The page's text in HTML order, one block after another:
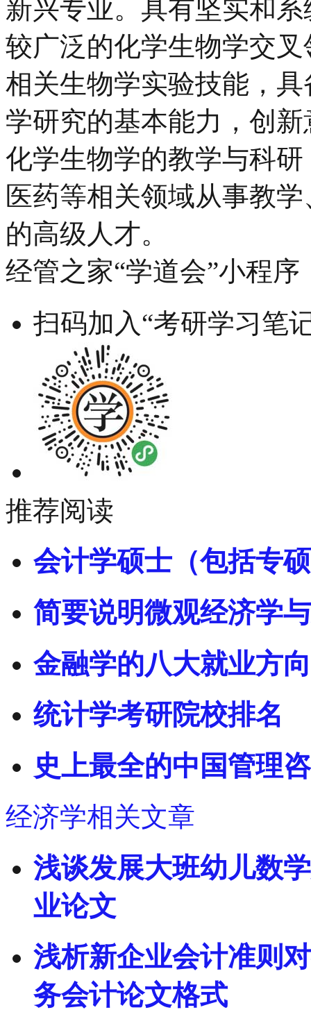
新兴专业。具有坚实和
较广泛的化学生物学交
相关生物学实验技能，
学研究的基本能力，创
化学生物学的教学与科
医药等相关领域从事教
的高级人才。
经管之家“学道会”小程序
扫码加入“考研学习笔
推荐阅读
会计学硕士（包括专
简要说明微观经济学
金融学的八大就业方
统计学考研院校排名
史上最全的中国管理
经济学相关文章
浅谈发展大班幼儿数
业论文
浅析新企业会计准则
务会计论文格式